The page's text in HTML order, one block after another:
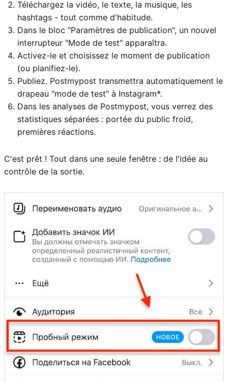
Téléchargez la vidéo, le texte, la musique, les
hashtags - tout comme d'habitude.
Dans le bloc "Paramètres de publication", un nouvel
interrupteur "Mode de test" apparaîtra.
Activez-le et choisissez le moment de publication
(ou planifiez-le).
Publiez. Postmypost transmettra automatiquement le
drapeau "mode de test" à Instagram*.
Dans les analyses de Postmypost, vous verrez des
statistiques séparées : portée du public froid,
premières réactions.
C'est prêt ! Tout dans une seule fenêtre : de l'idée au
contrôle de la sortie.